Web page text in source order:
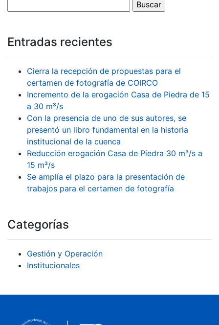
Entradas recientes
Cierra la recepción de propuestas para el
certamen de fotografía de COIRCO
Incremento de la erogación Casa de Piedra de 15
a 30 m³/s
Con la presencia de uno de sus autores, se
presentó un libro fundamental en la historia
institucional de la cuenca
Reducción erogación Casa de Piedra 30 m³/s a
15 m³/s
Se amplía el plazo para la presentación de
trabajos para el certamen de fotografía
Categorías
Gestión y Operación
Institucionales